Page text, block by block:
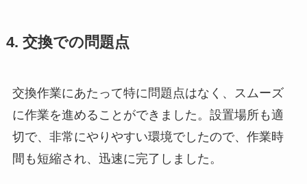
4. 交換での問題点
交換作業にあたって特に問題点はなく、スムーズ
に作業を進めることができました。設置場所も適
切で、非常にやりやすい環境でしたので、作業時
間も短縮され、迅速に完了しました。